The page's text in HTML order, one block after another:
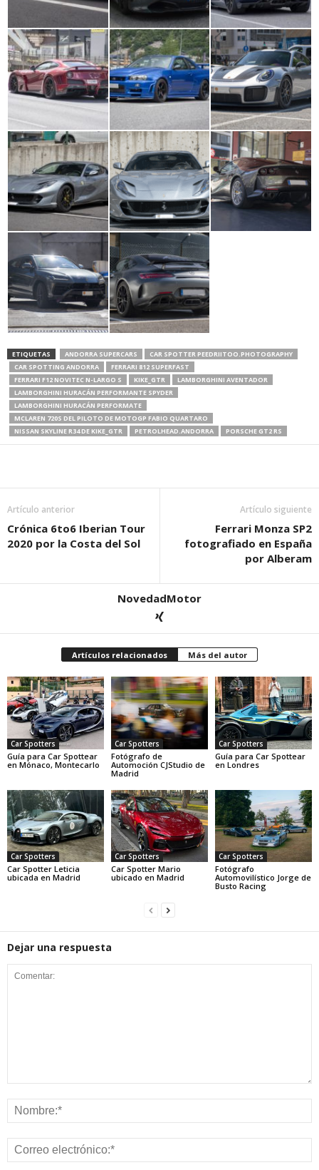
ETIQUETAS ANDORRA SUPERCARS
CAR SPOTTER PEEDRIITOO.PHOTOGRAPHY
CAR SPOTTING ANDORRA
FERRARI 812 SUPERFAST
FERRARI F12 NOVITEC N-LARGO S
KIKE_GTR
LAMBORGHINI AVENTADOR
LAMBORGHINI HURACÁN PERFORMANTE SPYDER
LAMBORGHINI HURACÁN PERFORMATE
MCLAREN 720S DEL PILOTO DE MOTOGP FABIO QUARTARO
NISSAN SKYLINE R34 DE KIKE_GTR
PETROLHEAD.ANDORRA PORSCHE GT2 RS
Artículo anterior
Crónica 6to6 Iberian Tour
2020 por la Costa del Sol
Artículo siguiente
Ferrari Monza SP2
fotografiado en España
por Alberam
NovedadMotor
Artículos relacionados Más del autor
Car Spotters
Guía para Car Spottear
en Mónaco, Montecarlo
Car Spotters
Fotógrafo de
Automoción CJStudio de
Madrid
Car Spotters
Guía para Car Spottear
en Londres
Car Spotters
Car Spotter Leticia
ubicada en Madrid
Car Spotters
Car Spotter Mario
ubicado en Madrid
Car Spotters
Fotógrafo
Automovilístico Jorge de
Busto Racing
Dejar una respuesta